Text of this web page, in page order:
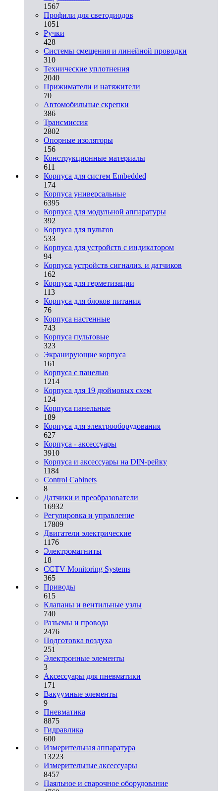
1567
Профили для светодиодов
1051
Ручки
428
Системы смещения и линейной проводки
310
Технические уплотнения
2040
Прижиматели и натяжители
70
Автомобильные скрепки
386
Трансмиссия
2802
Опорные изоляторы
156
Конструкционные материалы
611
Корпуса для систем Embedded
174
Корпуса универсальные
6395
Корпуса для модульной аппаратуры
392
Корпуса для пультов
533
Корпуса для устройств с индикатором
94
Корпуса устройств сигнализ. и датчиков
162
Корпуса для герметизации
113
Корпуса для блоков питания
76
Корпуса настенные
743
Корпуса пультовые
323
Экранирующие корпуса
161
Корпуса с панелью
1214
Корпуса для 19 дюймовых схем
124
Корпуса панельные
189
Корпуса для электрооборудования
627
Корпуса - аксессуары
3910
Корпуса и аксессуары на DIN-рейку
1184
Control Cabinets
8
Датчики и преобразователи
16932
Регулировка и управление
17809
Двигатели электрические
1176
Электромагниты
18
CCTV Monitoring Systems
365
Приводы
615
Клапаны и вентильные узлы
740
Разъемы и провода
2476
Подготовка воздуха
251
Электронные элементы
3
Аксессуары для пневматики
171
Вакуумные элементы
9
Пневматика
8875
Гидравлика
600
Измерительная аппаратура
13223
Измерительные аксессуары
8457
Паяльное и сварочное оборудование